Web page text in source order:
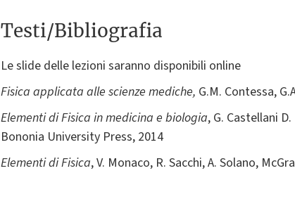
Testi/Bibliografia
Le slide delle lezioni saranno disponibili online
Fisica applicata alle scienze mediche, G.M. Contessa,
Elementi di Fisica in medicina e biologia, G. Castellani
Bononia University Press, 2014
Elementi di Fisica, V. Monaco, R. Sacchi, A. Solano,